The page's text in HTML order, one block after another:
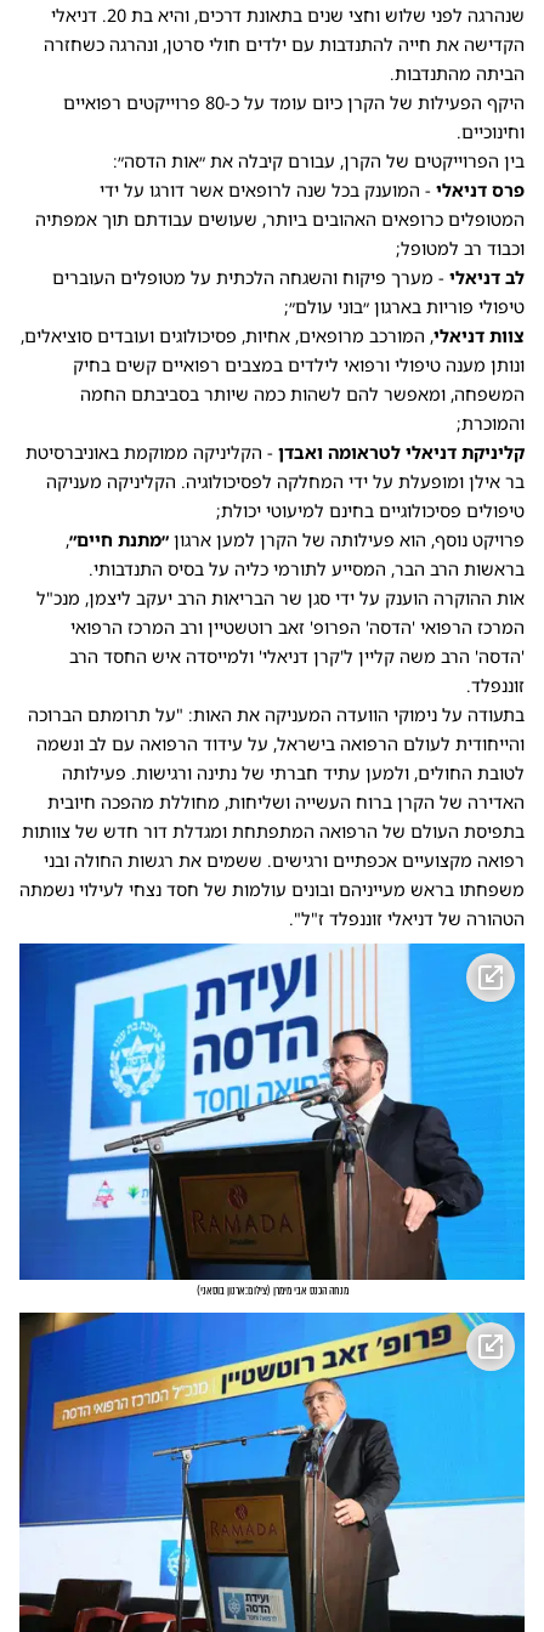
שנהרגה לפני שלוש וחצי שנים בתאונת דרכים, והיא בת 20. דניאלי
הקדישה את חייה להתנדבות עם ילדים חולי סרטן, ונהרגה כשחזרה
הביתה מהתנדבות.
היקף הפעילות של הקרן כיום עומד על כ-80 פרוייקטים רפואיים
וחינוכיים.
בין הפרוייקטים של הקרן, עבורם קיבלה את ״אות הדסה״:
פרס דניאלי - המוענק בכל שנה לרופאים אשר דורגו על ידי
המטופלים כרופאים האהובים ביותר, שעושים עבודתם תוך אמפתיה
וכבוד רב למטופל;
לב דניאלי - מערך פיקוח והשגחה הלכתית על מטופלים העוברים
טיפולי פוריות בארגון ״בוני עולם״;
צוות דניאלי, המורכב מרופאים, אחיות, פסיכולוגים ועובדים סוציאלים,
ונותן מענה טיפולי ורפואי לילדים במצבים רפואיים קשים בחיק
המשפחה, ומאפשר להם לשהות כמה שיותר בסביבתם החמה
והמוכרת;
קליניקת דניאלי לטראומה ואבדן - הקליניקה ממוקמת באוניברסיטת
בר אילן ומופעלת על ידי המחלקה לפסיכולוגיה. הקליניקה מעניקה
טיפולים פסיכולוגיים בחינם למיעוטי יכולת;
פרויקט נוסף, הוא פעילותה של הקרן למען ארגון ״מתנת חיים״,
בראשות הרב הבר, המסייע לתורמי כליה על בסיס התנדבותי.
אות ההוקרה הוענק על ידי סגן שר הבריאות הרב יעקב ליצמן, מנכ"ל
המרכז הרפואי 'הדסה' הפרופ' זאב רוטשטיין ורב המרכז הרפואי
'הדסה' הרב משה קליין ל'קרן דניאלי' ולמייסדה איש החסד הרב
זוננפלד.
בתעודה על נימוקי הוועדה המעניקה את האות: "על תרומתם הברוכה
והייחודית לעולם הרפואה בישראל, על עידוד הרפואה עם לב ונשמה
לטובת החולים, ולמען עתיד חברתי של נתינה ורגישות. פעילותה
האדירה של הקרן ברוח העשייה ושליחות, מחוללת מהפכה חיובית
בתפיסת העולם של הרפואה המתפתחת ומגדלת דור חדש של צוותות
רפואה מקצועיים אכפתיים ורגישים. ששמים את רגשות החולה ובני
משפחתו בראש מעייניהם ובונים עולמות של חסד נצחי לעילוי נשמתה
הטהורה של דניאלי זוננפלד ז"ל".
מנחה הכנס אבי מימרן (צילום:ארנון בוסאני)